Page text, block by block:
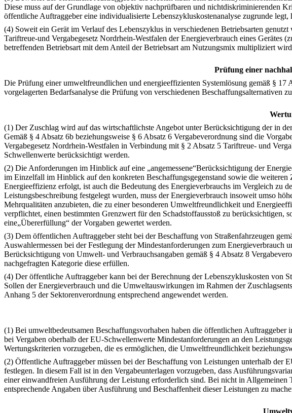
Diese muss auf der Grundlage von objektiv nachprüfbaren und nichtdiskriminierenden
öffentliche Auftraggeber eine individualisierte Lebenszykluskostenanalyse zugrunde
(4) Soweit ein Gerät im Verlauf des Lebenszyklus in verschiedenen Betriebsarten
Tariftreue-und Vergabegesetz Nordrhein-Westfalen der Energieverbrauch eines
betreffenden Betriebsart mit dem Anteil der Betriebsart am Nutzungsmix multipliziert
Prüfung einer
Die Prüfung einer umweltfreundlichen und energieeffizienten Systemlösung gemäß § 17
vorgelagerten Bedarfsanalyse die Prüfung von verschiedenen Beschaffungsalternativen
(1) Der Zuschlag wird auf das wirtschaftlichste Angebot unter Berücksichtigung der in
Gemäß § 4 Absatz 6b beziehungsweise § 6 Absatz 6 Vergabeverordnung sind die
Vergabegesetz Nordrhein-Westfalen in Verbindung mit § 2 Absatz 5 Tariftreue- und
Schwellenwerte berücksichtigt werden.
(2) Die Anforderungen im Hinblick auf eine „angemessene“Berücksichtigung der
im Einzelfall im Hinblick auf den konkreten Beschaffungsgegenstand sowie die weiteren
Energieeffizienz erfolgt, ist auch die Bedeutung des Energieverbrauchs im Vergleich zu
Leistungsbeschreibung festgelegt wurden, muss der Energieverbrauch insoweit umso
Mehrqualitäten anzubieten, die zu einer besonderen Umweltfreundlichkeit und
verpflichtet, einen bestimmten Grenzwert für den Schadstoffausstoß zu berücksichtigen,
eine„Übererfüllung“ der Vorgaben gewertet werden.
(3) Dem öffentlichen Auftraggeber steht bei der Beschaffung von Straßenfahrzeugen
Auswahlermessen bei der Festlegung der Mindestanforderungen zum
Berücksichtigung von Umwelt- und Verbrauchsangaben gemäß § 4 Absatz 8
nachgefragten Kategorie diese erfüllen.
(4) Der öffentliche Auftraggeber kann bei der Berechnung der Lebenszykluskosten von
Sollen der Energieverbrauch und die Umweltauswirkungen im Rahmen der
Anhang 5 der Sektorenverordnung entsprechend angewendet werden.
(1) Bei umweltbedeutsamen Beschaffungsvorhaben haben die öffentlichen
bei Vergaben oberhalb der EU-Schwellenwerte Mindestanforderungen an den
Wertungskriterien vorzugeben, die es ermöglichen, die Umweltfreundlichkeit
(2) Öffentliche Auftraggeber müssen bei der Beschaffung von Leistungen unterhalb der
festlegen. In diesem Fall ist in den Vergabeunterlagen vorzugeben, dass
einer einwandfreien Ausführung der Leistung erforderlich sind. Bei nicht in Allgemeinen
entsprechende Angaben über Ausführung und Beschaffenheit dieser Leistungen zu